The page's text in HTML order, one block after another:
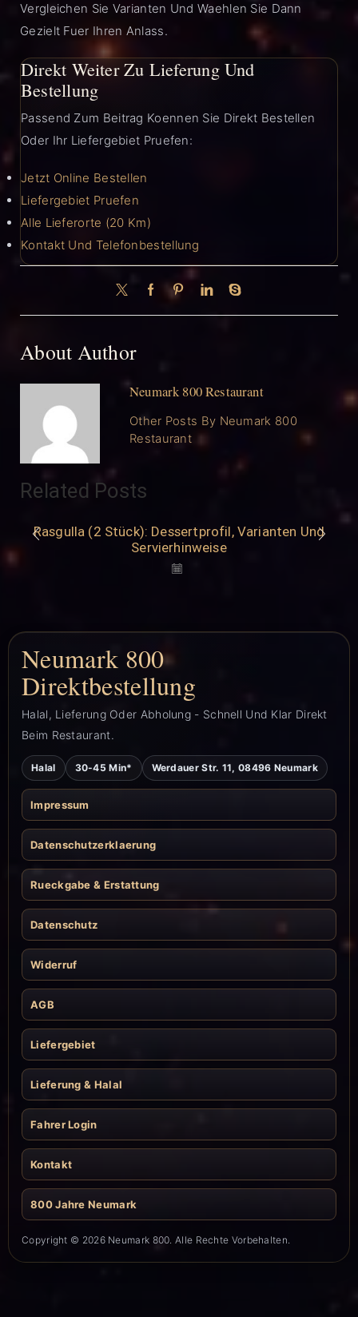
Vergleichen Sie Varianten Und Waehlen Sie Dann
Gezielt Fuer Ihren Anlass.
Direkt Weiter Zu Lieferung Und
Bestellung
Passend Zum Beitrag Koennen Sie Direkt Bestellen
Oder Ihr Liefergebiet Pruefen:
Jetzt Online Bestellen
Liefergebiet Pruefen
Alle Lieferorte (20 Km)
Kontakt Und Telefonbestellung
About Author
Neumark 800 Restaurant
Other Posts By Neumark 800
Restaurant
Related Posts
Rasgulla (2 Stück): Dessertprofil, Varianten Und
Servierhinweise
Neumark 800
Direktbestellung
Halal, Lieferung Oder Abholung - Schnell Und Klar Direkt
Beim Restaurant.
Halal 30-45 Min* Werdauer Str. 11, 08496 Neumark
Impressum
Datenschutzerklaerung
Rueckgabe & Erstattung
Datenschutz
Widerruf
AGB
Liefergebiet
Lieferung & Halal
Fahrer Login
Kontakt
800 Jahre Neumark
Copyright © 2026 Neumark 800. Alle Rechte Vorbehalten.